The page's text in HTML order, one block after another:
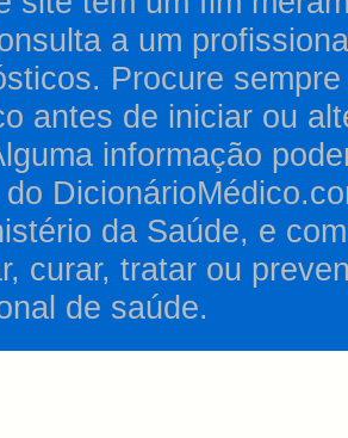
a um
Procure
antes de iniciar ou
informação
da Saúde, e
curar, tratar ou
de saúde.